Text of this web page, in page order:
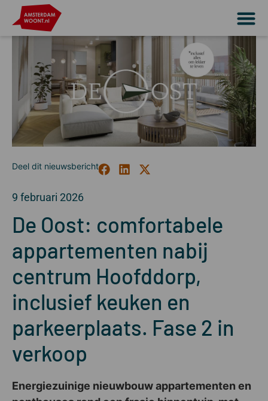
9 februari 2026
De Oost: comfortabele
appartementen nabij
centrum Hoofddorp,
inclusief keuken en
parkeerplaats. Fase 2 in
verkoop
Energiezuinige nieuwbouw appartementen en